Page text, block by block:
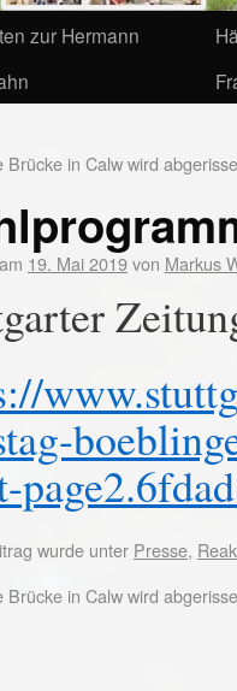
zur Hermann
Brücke in Calw wird
19. Mai 2019von Markus
wurde unter Presse,
Brücke in Calw wird